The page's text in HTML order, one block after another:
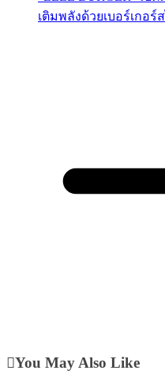
เติมพลังด้วยเบอร์เกอร์
You May Also Like